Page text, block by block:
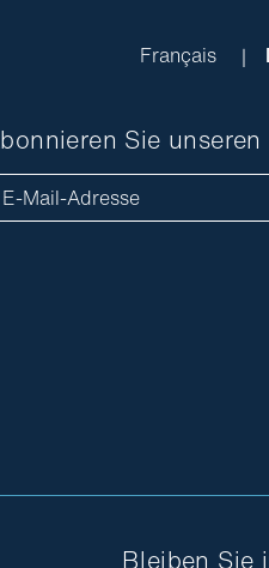
Français
Abonnieren Sie
E-Mail-Adresse
Bleiben Sie